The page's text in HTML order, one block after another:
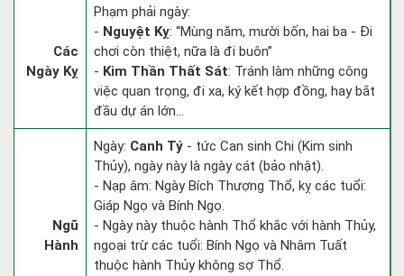
Các
Ngày Kỵ
Phạm phải ngày:
- Nguyệt Kỵ: “Mùng năm, mười bốn, hai ba - Đi
chơi còn thiệt, nữa là đi buôn”
- Kim Thần Thất Sát: Tránh làm những công
việc quan trọng, đi xa, ký kết hợp đồng, hay bắt
đầu dự án lớn...
Ngũ
Hành
Ngày: Canh Tý - tức Can sinh Chi (Kim sinh
Thủy), ngày này là ngày cát (bảo nhật).
- Nạp âm: Ngày Bích Thượng Thổ, kỵ các tuổi:
Giáp Ngọ và Bính Ngọ.
- Ngày này thuộc hành Thổ khắc với hành Thủy,
ngoại trừ các tuổi: Bính Ngọ và Nhâm Tuất
thuộc hành Thủy không sợ Thổ.